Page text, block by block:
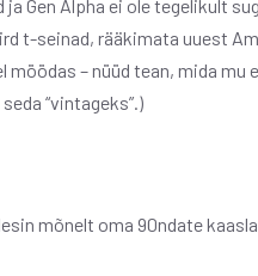
Gen Alpha ei ole tegelikult
t-seinad, rääkimata uuest
möödas – nüüd tean, mida
“vintageks”.)
mõnelt oma 90ndate